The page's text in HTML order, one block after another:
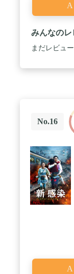
みんなのレ
まだレビュ
No.16